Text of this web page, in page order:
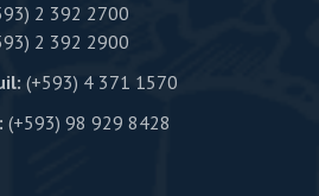
2 392 2700
2 392 2900
(+593) 4 371 1570
(+593) 98 929 8428